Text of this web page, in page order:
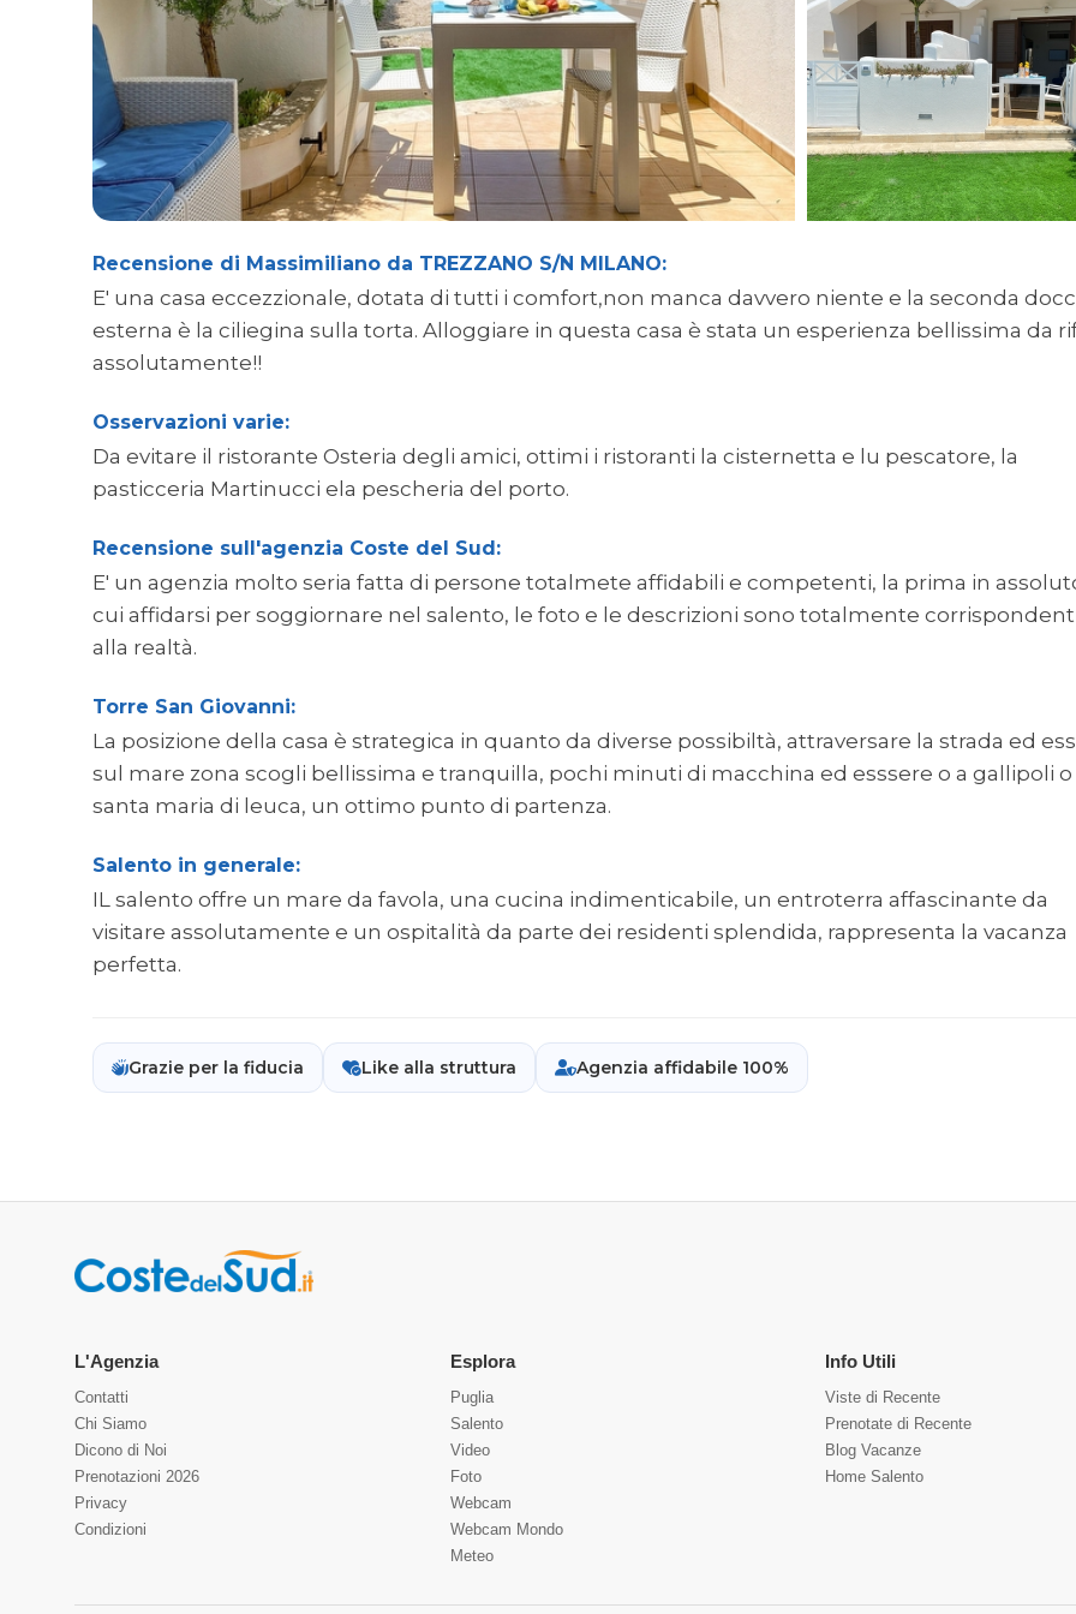
Recensione di Massimiliano da TREZZANO S/N MILANO:
E' una casa eccezzionale, dotata di tutti i comfort,non manca davvero niente e la seconda
esterna è la ciliegina sulla torta. Alloggiare in questa casa è stata un esperienza bellissima da
assolutamente!!
Osservazioni varie:
Da evitare il ristorante Osteria degli amici, ottimi i ristoranti la cisternetta e lu pescatore, la
pasticceria Martinucci ela pescheria del porto.
Recensione sull'agenzia Coste del Sud:
E' un agenzia molto seria fatta di persone totalmete affidabili e competenti, la prima in
cui affidarsi per soggiornare nel salento, le foto e le descrizioni sono totalmente
alla realtà.
Torre San Giovanni:
La posizione della casa è strategica in quanto da diverse possibiltà, attraversare la strada ed
sul mare zona scogli bellissima e tranquilla, pochi minuti di macchina ed esssere o a gallipoli o
santa maria di leuca, un ottimo punto di partenza.
Salento in generale:
IL salento offre un mare da favola, una cucina indimenticabile, un entroterra affascinante da
visitare assolutamente e un ospitalità da parte dei residenti splendida, rappresenta la vacanza
perfetta.
Grazie per la fiducia Like alla struttura Agenzia affidabile 100%
L'Agenzia
Contatti
Chi Siamo
Dicono di Noi
Prenotazioni 2026
Privacy
Condizioni
Esplora
Puglia
Salento
Video
Foto
Webcam
Webcam Mondo
Meteo
Info Utili
Viste di Recente
Prenotate di Recente
Blog Vacanze
Home Salento